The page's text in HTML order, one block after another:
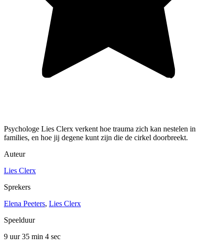
Psychologe Lies Clerx verkent hoe trauma zich kan nestelen in
families, en hoe jij degene kunt zijn die de cirkel doorbreekt.
Auteur
Lies Clerx
Sprekers
Elena Peeters, Lies Clerx
Speelduur
9 uur 35 min 4 sec